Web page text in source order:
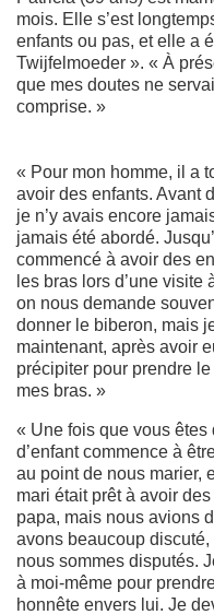
mois. Elle s’est
enfants ou pas, et elle a
Twijfelmoeder ». « À
que mes doutes ne
comprise. »
« Pour mon homme, il a
avoir des enfants. Avant
je n’y avais encore
jamais été abordé.
commencé à avoir des
les bras lors d’une visite
on nous demande
donner le biberon, mais
maintenant, après avoir
précipiter pour prendre
mes bras. »
« Une fois que vous
d’enfant commence à
au point de nous marier,
mari était prêt à avoir
papa, mais nous avions
avons beaucoup
nous sommes disputés.
à moi-même pour
honnête envers lui. Je